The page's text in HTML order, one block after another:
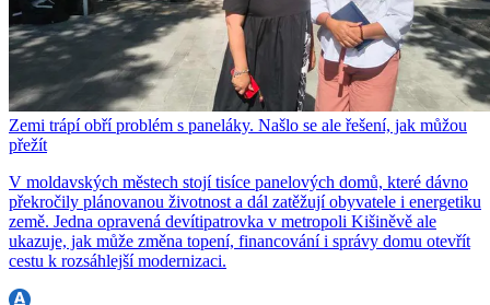
Zemi trápí obří problém s paneláky. Našlo se ale řešení, jak můžou
přežít
V moldavských městech stojí tisíce panelových domů, které dávno
překročily plánovanou životnost a dál zatěžují obyvatele i energetiku
země. Jedna opravená devítipatrovka v metropoli Kišiněvě ale
ukazuje, jak může změna topení, financování i správy domu otevřít
cestu k rozsáhlejší modernizaci.